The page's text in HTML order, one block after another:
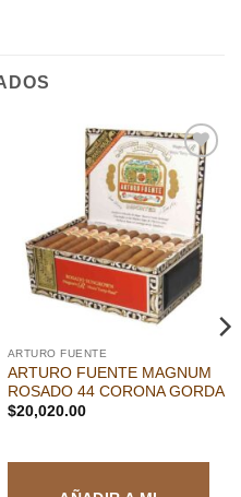
Añadir
a la
lista de
deseos
ARTURO FUENTE
ARTURO FUENTE MAGNUM
ROSADO 44 CORONA GORDA
$20,020.00